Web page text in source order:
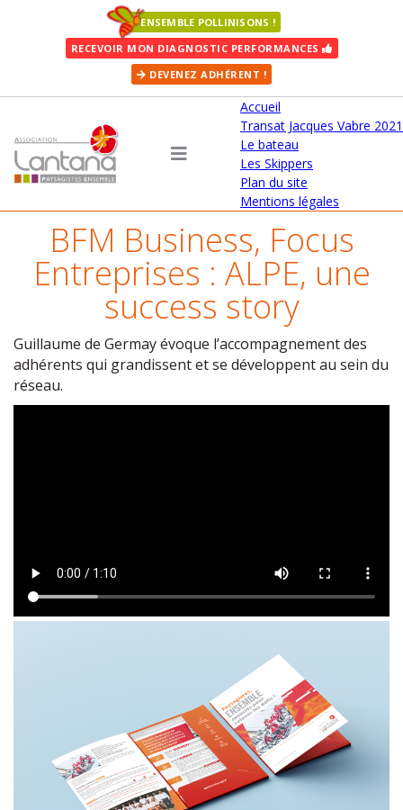
ENSEMBLE POLLINISONS !
RECEVOIR MON DIAGNOSTIC PERFORMANCES
DEVENEZ ADHÉRENT !
Accueil
Transat Jacques Vabre 2021
Le bateau
Les Skippers
Plan du site
Mentions légales
BFM Business, Focus
Entreprises : ALPE, une
success story
Guillaume de Germay évoque l’accompagnement des
adhérents qui grandissent et se développent au sein du
réseau.